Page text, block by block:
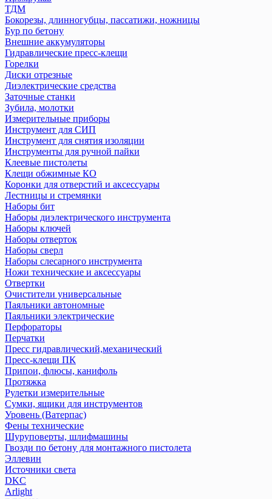
ТДМ
Бокорезы, длинногубцы, пассатижи, ножницы
Бур по бетону
Внешние аккумуляторы
Гидравлические пресс-клещи
Горелки
Диски отрезные
Диэлектрические средства
Заточные станки
Зубила, молотки
Измерительные приборы
Инструмент для СИП
Инструмент для снятия изоляции
Инструменты для ручной пайки
Клеевые пистолеты
Клещи обжимные КО
Коронки для отверстий и аксессуары
Лестницы и стремянки
Наборы бит
Наборы диэлектрического инструмента
Наборы ключей
Наборы отверток
Наборы сверл
Наборы слесарного инструмента
Ножи технические и аксеcсуары
Отвертки
Очистители универсальные
Паяльники автономные
Паяльники электрические
Перфораторы
Перчатки
Пресс гидравлический,механический
Пресс-клещи ПК
Припои, флюсы, канифоль
Протяжка
Рулетки измерительные
Сумки, ящики для инструментов
Уровень (Ватерпас)
Фены технические
Шуруповерты, шлифмашины
Гвозди по бетону для монтажного пистолета
Эллевин
Источники света
DKC
Arlight